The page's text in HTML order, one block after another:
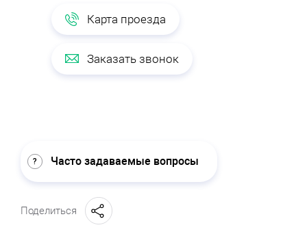
Карта проезда
Заказать звонок
Часто задаваемые вопросы
Поделиться